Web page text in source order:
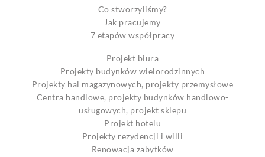
Co stworzyliśmy?
Jak pracujemy
7 etapów współpracy
Projekt biura
Projekty budynków wielorodzinnych
Projekty hal magazynowych, projekty przemysłowe
Centra handlowe, projekty budynków handlowo-
usługowych, projekt sklepu
Projekt hotelu
Projekty rezydencji i willi
Renowacja zabytków